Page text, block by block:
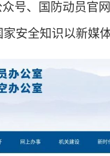
号、国防动员官
安全知识以新媒体